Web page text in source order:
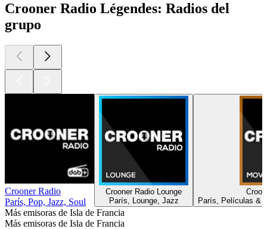
Crooner Radio Légendes: Radios del
grupo
Crooner Radio
París, Pop, Jazz, Soul
Crooner Radio Lounge
París, Lounge, Jazz
París, Películas &
Más emisoras de Isla de Francia
Más emisoras de Isla de Francia